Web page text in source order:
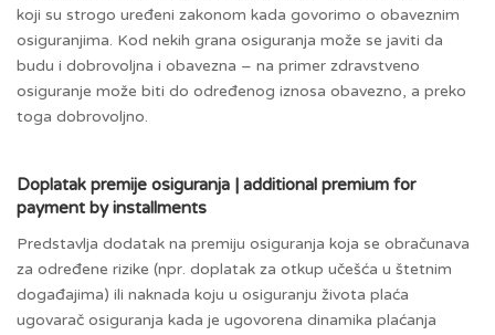
koji su strogo uređeni zakonom kada govorimo o obaveznim
osiguranjima. Kod nekih grana osiguranja može se javiti da
budu i dobrovoljna i obavezna – na primer zdravstveno
osiguranje može biti do određenog iznosa obavezno, a preko
toga dobrovoljno.
Doplatak premije osiguranja | additional premium for
payment by installments
Predstavlja dodatak na premiju osiguranja koja se obračunava
za određene rizike (npr. doplatak za otkup učešća u štetnim
događajima) ili naknada koju u osiguranju života plaća
ugovarač osiguranja kada je ugovorena dinamika plaćanja